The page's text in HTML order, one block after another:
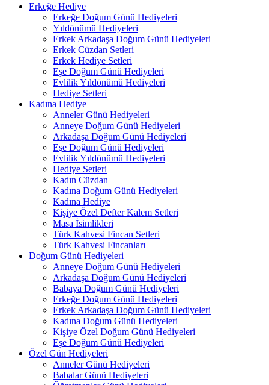
Erkeğe Hediye
Erkeğe Doğum Günü Hediyeleri
Yıldönümü Hediyeleri
Erkek Arkadaşa Doğum Günü Hediyeleri
Erkek Cüzdan Setleri
Erkek Hediye Setleri
Eşe Doğum Günü Hediyeleri
Evlilik Yıldönümü Hediyeleri
Hediye Setleri
Kadına Hediye
Anneler Günü Hediyeleri
Anneye Doğum Günü Hediyeleri
Arkadaşa Doğum Günü Hediyeleri
Eşe Doğum Günü Hediyeleri
Evlilik Yıldönümü Hediyeleri
Hediye Setleri
Kadın Cüzdan
Kadına Doğum Günü Hediyeleri
Kadına Hediye
Kişiye Özel Defter Kalem Setleri
Masa İsimlikleri
Türk Kahvesi Fincan Setleri
Türk Kahvesi Fincanları
Doğum Günü Hediyeleri
Anneye Doğum Günü Hediyeleri
Arkadaşa Doğum Günü Hediyeleri
Babaya Doğum Günü Hediyeleri
Erkeğe Doğum Günü Hediyeleri
Erkek Arkadaşa Doğum Günü Hediyeleri
Kadına Doğum Günü Hediyeleri
Kişiye Özel Doğum Günü Hediyeleri
Eşe Doğum Günü Hediyeleri
Özel Gün Hediyeleri
Anneler Günü Hediyeleri
Babalar Günü Hediyeleri